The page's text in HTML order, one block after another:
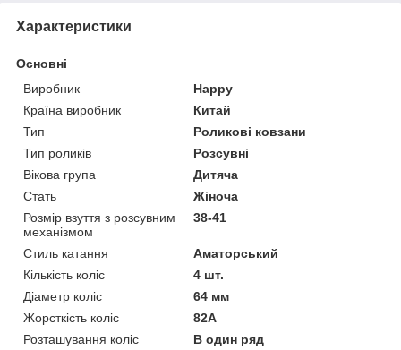
Характеристики
Основні
Виробник
Happy
Країна виробник
Китай
Тип
Роликові ковзани
Тип роликів
Розсувні
Вікова група
Дитяча
Стать
Жіноча
Розмір взуття з розсувним
механізмом
38-41
Стиль катання
Аматорський
Кількість коліс
4 шт.
Діаметр коліс
64 мм
Жорсткість коліс
82А
Розташування коліс
В один ряд